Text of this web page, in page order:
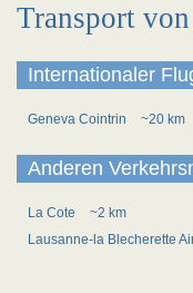
Transport
Internationaler
Geneva Cointrin ~20 km
Anderen
La Cote
~2 km
Lausanne-la Blecherette